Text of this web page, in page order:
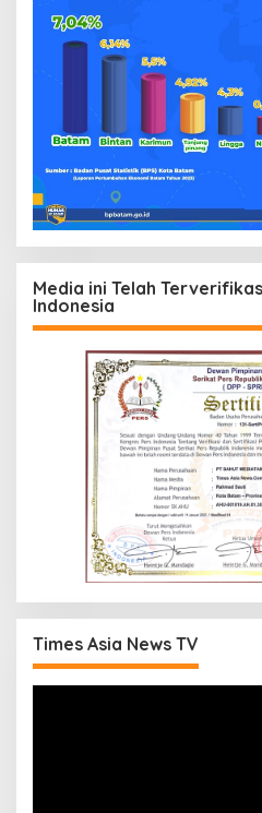
Media ini Telah
Indonesia
Times Asia News TV